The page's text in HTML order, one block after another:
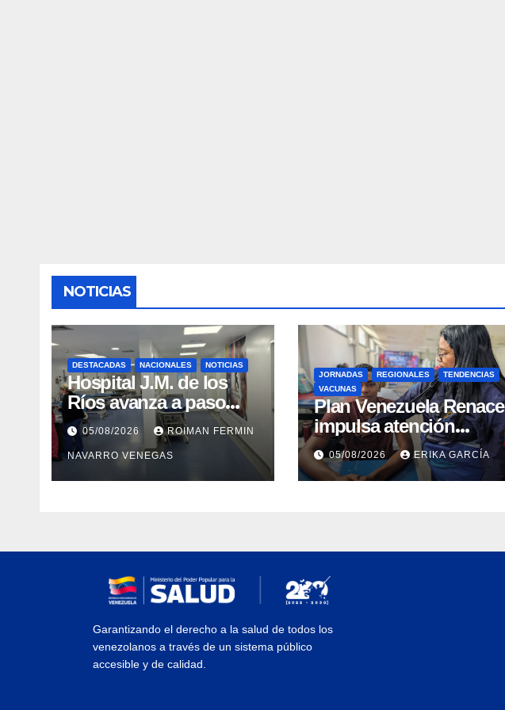
NOTICIAS
DESTACADAS NACIONALES NOTICIAS
Hospital J.M. de los
Ríos avanza a paso
firme en su
recuperación tras los
recientes eventos
sísmicos
05/08/2026 ROIMAN FERMIN
NAVARRO VENEGAS
JORNADAS REGIONALES
TENDENCIAS
VACUNAS
​Plan Venezuela Renace
impulsa atención
integral a refugiados y
evaluación de
vacunación en Aragua
05/08/2026 ERIKA GARCÍA
Garantizando el derecho a la salud de todos los
venezolanos a través de un sistema público
accesible y de calidad.